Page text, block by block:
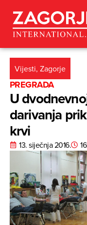
Vijesti, Zagorje
PREGRADA
U
darivanja
krvi
13. siječnja 2016.